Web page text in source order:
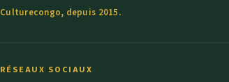
Culturecongo, depuis 2015.
RÉSEAUX SOCIAUX